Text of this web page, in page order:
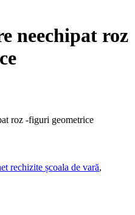
neechipat roz
roz -figuri geometrice
rechizite școala de vară,